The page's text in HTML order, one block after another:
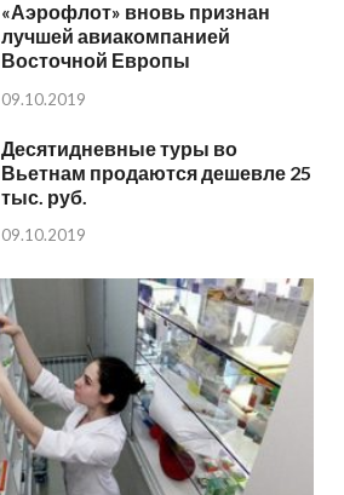
«Аэрофлот» вновь признан
лучшей авиакомпанией
Восточной Европы
09.10.2019
Десятидневные туры во
Вьетнам продаются дешевле 25
тыс. руб.
09.10.2019